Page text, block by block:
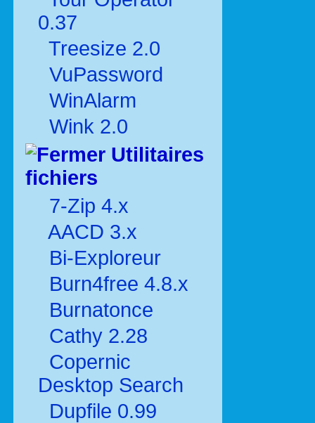
0.37
Treesize 2.0
VuPassword
WinAlarm
Wink 2.0
Utilitaires
fichiers
7-Zip 4.x
AACD 3.x
Bi-Exploreur
Burn4free 4.8.x
Burnatonce
Cathy 2.28
Copernic
Desktop Search
Dupfile 0.99